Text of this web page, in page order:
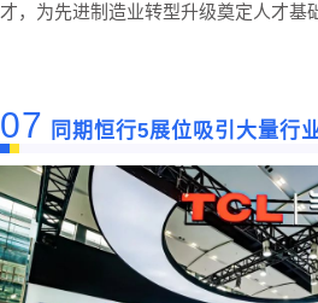
才，为先进制造业转型升级奠定人才基
07 同期恒行5展位吸引大量行